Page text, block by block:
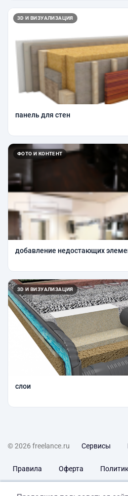
3D И ВИЗУАЛИЗАЦИЯ
панель для стен
ФОТО И КОНТЕНТ
добавление недостающих
3D И ВИЗУАЛИЗАЦИЯ
слои
© 2026 freelance.ru Сервисы
Правила Оферта